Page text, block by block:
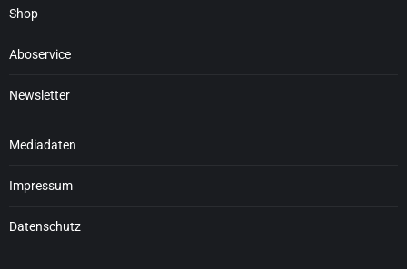
Shop
Aboservice
Newsletter
Mediadaten
Impressum
Datenschutz